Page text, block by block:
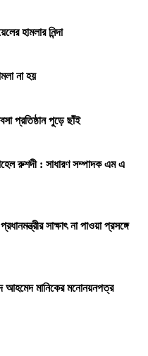
হামলার নিন্দা
না হয়
প্রতিষ্ঠান পুড়ে ছাঁই
রুশদী : সাধারণ সম্পাদক এম এ
সাক্ষাৎ না পাওয়া প্রসঙ্গে
আহমেদ মানিকের মনোনয়নপত্র